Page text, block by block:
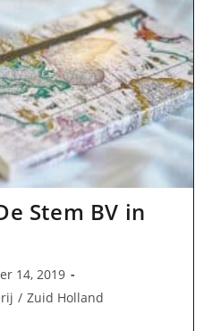
Stem BV in
14, 2019
/ Zuid Holland